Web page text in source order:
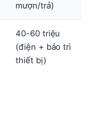
mượn/trả)
40-60 triệu
(điện + bảo trì
thiết bị)